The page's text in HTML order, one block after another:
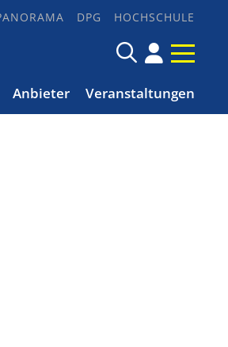
DPG HOCHSCHULE
Anbieter Veranstaltungen